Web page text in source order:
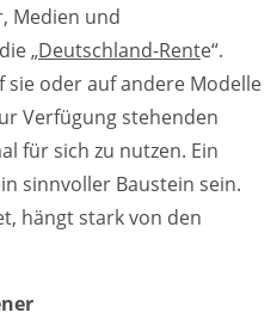
Medien und
„Deutschland-Rente“.
sie oder auf andere Modelle
Verfügung stehenden
für sich zu nutzen. Ein
sinnvoller Baustein sein.
hängt stark von den